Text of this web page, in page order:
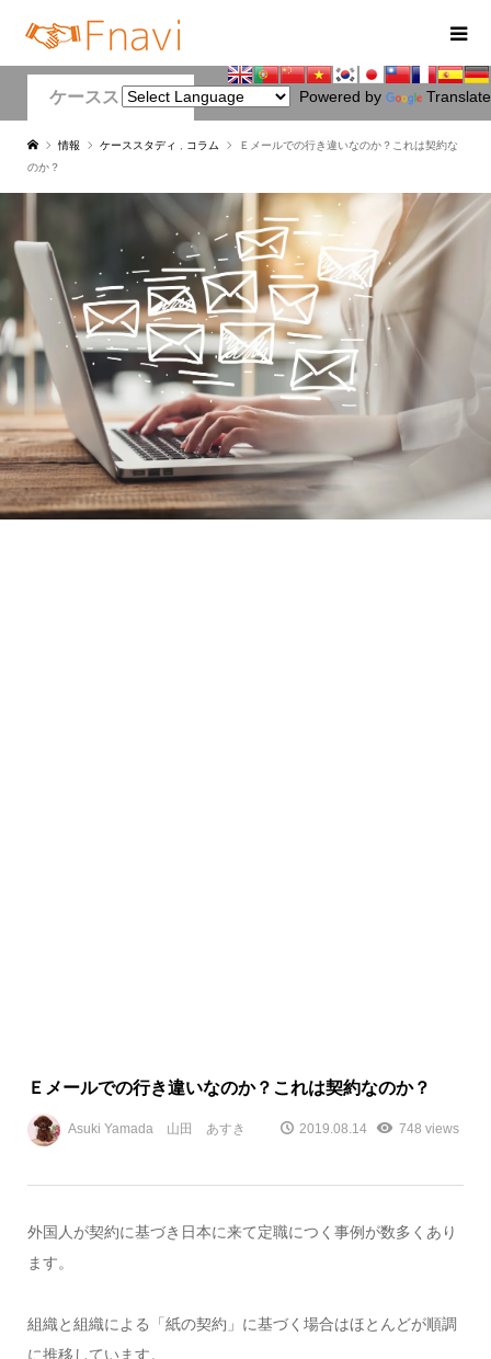
Powered by Translate
ケーススタディ
情報 ケーススタディ コラム
Ｅメールでの行き違いなのか？これは契約な
のか？
Ｅメールでの行き違いなのか？これは契約なのか？
Asuki Yamada 山田 あすき 2019.08.14 748 views
外国人が契約に基づき日本に来て定職につく事例が数多くあり
ます。
組織と組織による「紙の契約」に基づく場合はほとんどが順調
に推移しています。